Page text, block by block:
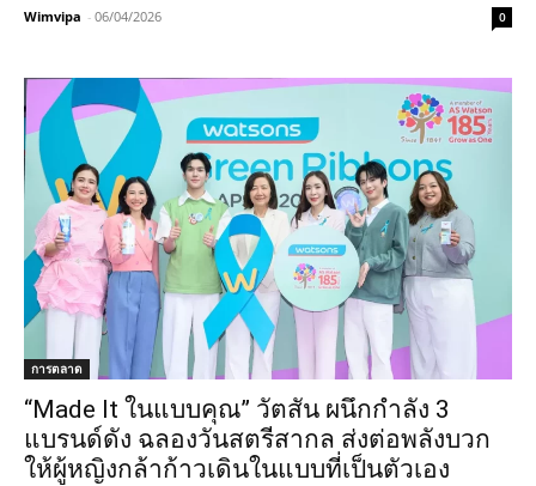
Wimvipa - 06/04/2026 0
การตลาด
“Made It ในแบบคุณ” วัตสัน ผนึกกำลัง 3
แบรนด์ดัง ฉลองวันสตรีสากล ส่งต่อพลังบวก
ให้ผู้หญิงกล้าก้าวเดินในแบบที่เป็นตัวเอง